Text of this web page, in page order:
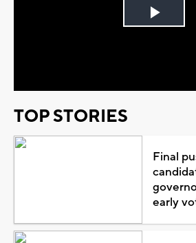
Play
TOP STORIES
Final
early